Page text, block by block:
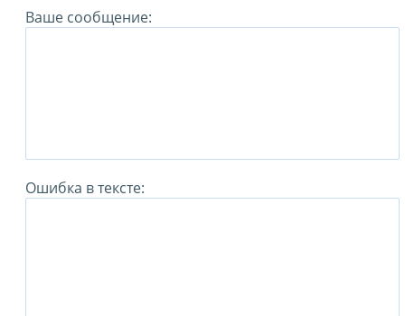
Ваше сообщение:
Ошибка в тексте: